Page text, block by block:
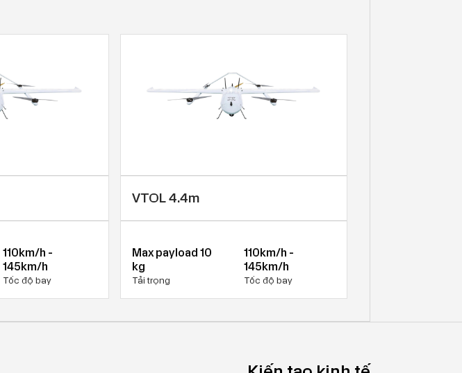
110km/h -
145km/h
Tốc độ bay
VTOL 4.4m
Max payload 10
kg
Tải trọng
110km/h -
145km/h
Tốc độ bay